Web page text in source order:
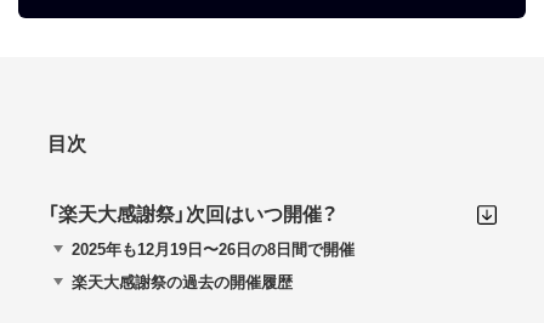
目次
「楽天大感謝祭」次回はいつ開催？
2025年も12月19日〜26日の8日間で開催
楽天大感謝祭の過去の開催履歴